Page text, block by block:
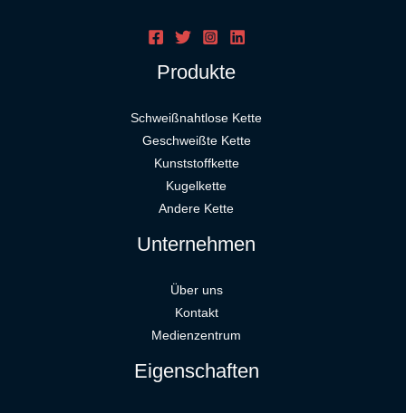
Produkte
Schweißnahtlose Kette
Geschweißte Kette
Kunststoffkette
Kugelkette
Andere Kette
Unternehmen
Über uns
Kontakt
Medienzentrum
Eigenschaften